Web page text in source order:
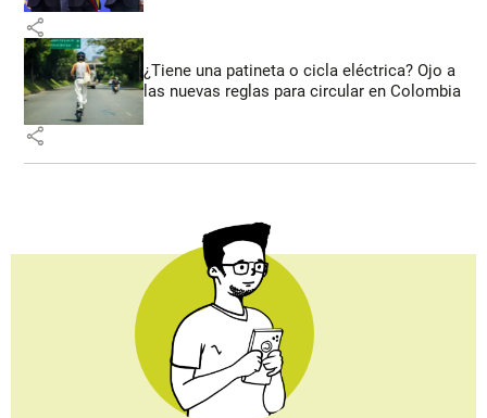
share
¿Tiene una patineta o cicla eléctrica? Ojo a
las nuevas reglas para circular en Colombia
share